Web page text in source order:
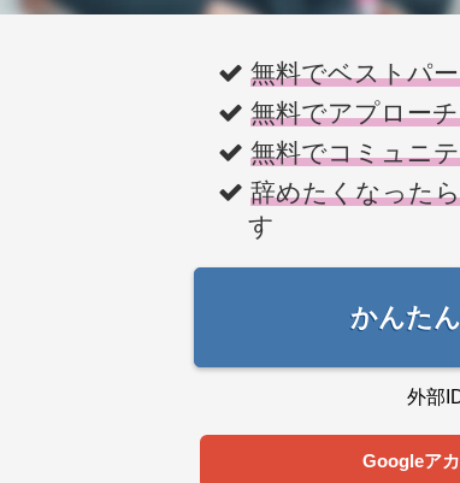
無料でベストパ
無料でアプロー
無料でコミュニ
辞めたくなった
す
かんた
外部
Googleア